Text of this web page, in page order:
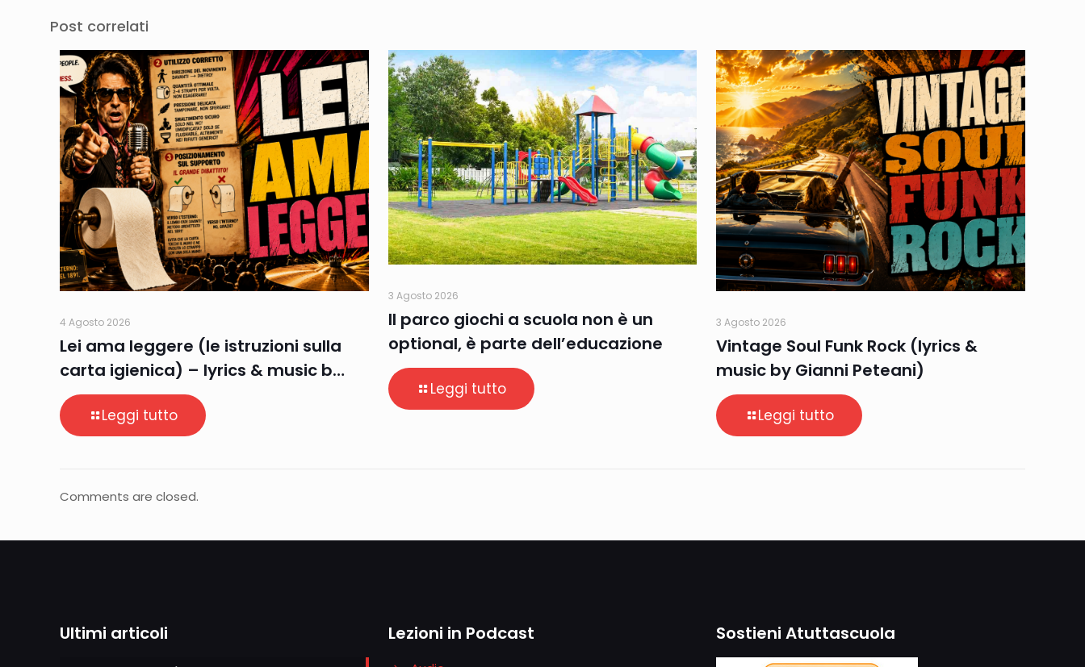
Post correlati
4 Agosto 2026
Lei ama leggere (le istruzioni sulla
carta igienica) – lyrics & music b…
Leggi tutto
3 Agosto 2026
Il parco giochi a scuola non è un
optional, è parte dell’educazione
Leggi tutto
3 Agosto 2026
Vintage Soul Funk Rock (lyrics &
music by Gianni Peteani)
Leggi tutto
Comments are closed.
Ultimi articoli Lezioni in Podcast Sostieni Atuttascuola